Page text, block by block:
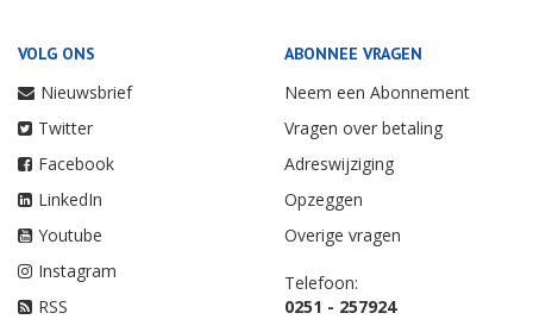
VOLG ONS
Nieuwsbrief
Twitter
Facebook
LinkedIn
Youtube
Instagram
RSS
ABONNEE VRAGEN
Neem een Abonnement
Vragen over betaling
Adreswijziging
Opzeggen
Overige vragen
Telefoon:
0251 - 257924